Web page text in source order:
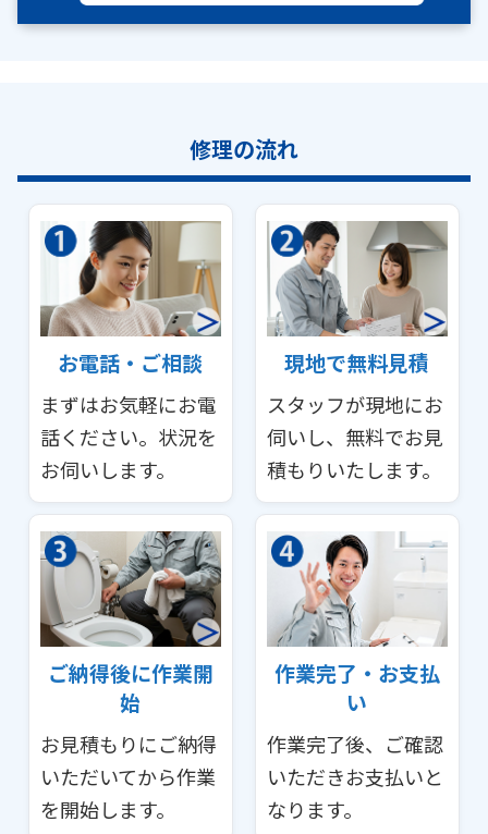
修理の流れ
お電話・ご相談
まずはお気軽にお電
話ください。状況を
お伺いします。
現地で無料見積
スタッフが現地にお
伺いし、無料でお見
積もりいたします。
ご納得後に作業開
始
お見積もりにご納得
いただいてから作業
を開始します。
作業完了・お支払
い
作業完了後、ご確認
いただきお支払いと
なります。